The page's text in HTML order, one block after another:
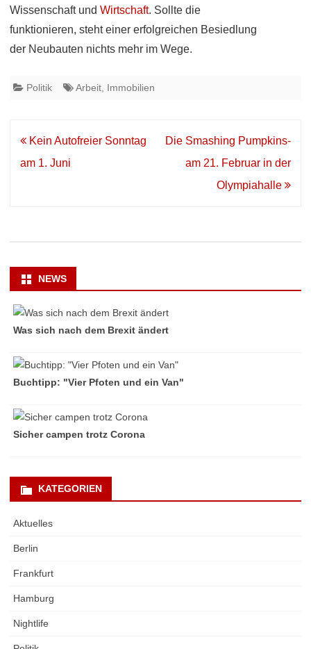
Wissenschaft und Wirtschaft. Sollte die
funktionieren, steht einer erfolgreichen Besiedlung
der Neubauten nichts mehr im Wege.
Politik Arbeit Immobilien
Beitrags-
Navigation
Kein Autofreier Sonntag
am 1. Juni
Die Smashing Pumpkins-
am 21. Februar in der
Olympiahalle
NEWS
Was sich nach dem Brexit ändert
Buchtipp: "Vier Pfoten und ein Van"
Sicher campen trotz Corona
KATEGORIEN
Aktuelles
Berlin
Frankfurt
Hamburg
Nightlife